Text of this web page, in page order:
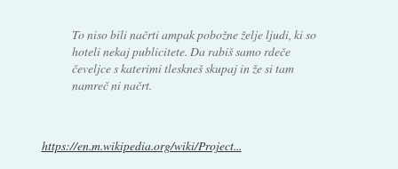
To niso bili načrti ampak pobožne želje ljudi, ki so
hoteli nekaj publicitete. Da rabiš samo rdeče
čeveljce s katerimi tleskneš skupaj in že si tam
namreč ni načrt.
https://en.m.wikipedia.org/wiki/Project...